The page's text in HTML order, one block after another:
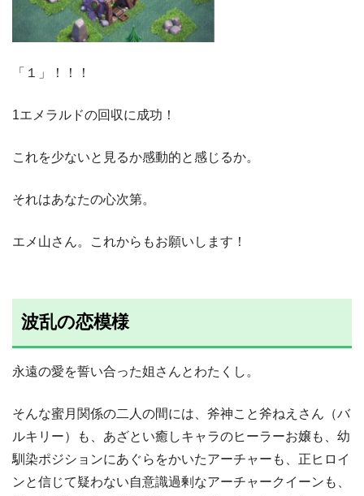
「１」！！！
1エメラルドの回収に成功！
これを少ないと見るか感動的と感じるか。
それはあなたの心次第。
エメ山さん。これからもお願いします！
波乱の恋模様
永遠の愛を誓い合った姐さんとわたくし。
そんな蜜月関係の二人の間には、斧神こと斧ねえさん（バ
ルキリー）も、あざとい癒しキャラのヒーラーお嬢も、幼
馴染ポジションにあぐらをかいたアーチャーも、正ヒロイ
ンと信じて疑わない自意識過剰なアーチャークイーンも、